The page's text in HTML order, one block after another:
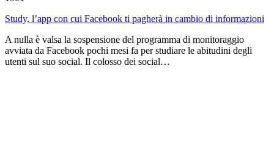
Study, l’app con cui Facebook ti pagherà in cambio di informazioni
A nulla è valsa la sospensione del programma di monitoraggio
avviata da Facebook pochi mesi fa per studiare le abitudini degli
utenti sul suo social. Il colosso dei social…